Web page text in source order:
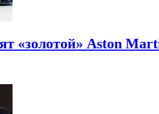
«золотой» Aston